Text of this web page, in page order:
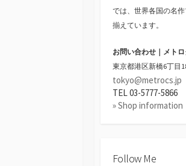
では、世界各国の名
揃えています。
お問い合わせ｜メト
東京都港区新橋6丁目
tokyo@metrocs.jp
TEL 03-5777-5866
» Shop information
Follow Me